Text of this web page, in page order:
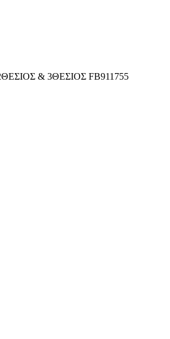
& 3ΘΕΣΙΟΣ FB911755